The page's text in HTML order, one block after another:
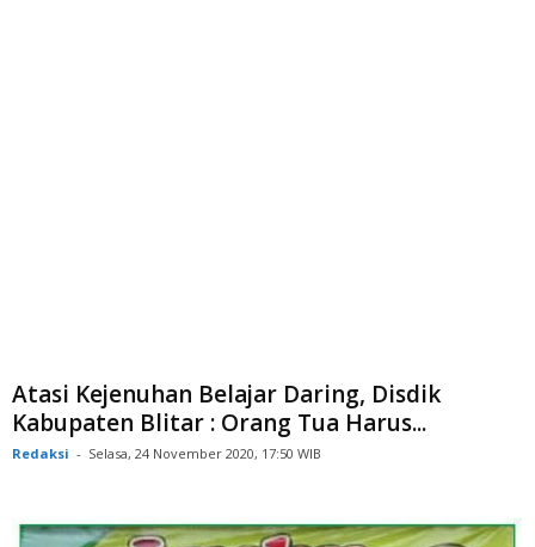
Atasi Kejenuhan Belajar Daring, Disdik
Kabupaten Blitar : Orang Tua Harus...
Redaksi - Selasa, 24 November 2020, 17:50 WIB